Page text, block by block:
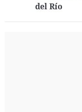
del Río